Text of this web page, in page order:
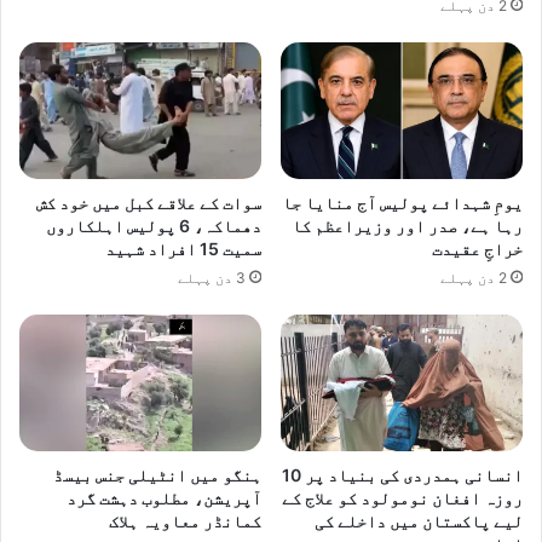
2 دن پہلے
یومِ شہدائے پولیس آج منایا جا
رہا ہے، صدر اور وزیراعظم کا
خراجِ عقیدت
2 دن پہلے
سوات کے علاقے کبل میں خود کش
دھماکہ، 6 پولیس اہلکاروں
سمیت 15 افراد شہید
3 دن پہلے
انسانی ہمدردی کی بنیاد پر 10
روزہ افغان نومولود کو علاج کے
لیے پاکستان میں داخلے کی
ہنگو میں انٹیلی جنس بیسڈ
آپریشن، مطلوب دہشت گرد
کمانڈر معاویہ ہلاک